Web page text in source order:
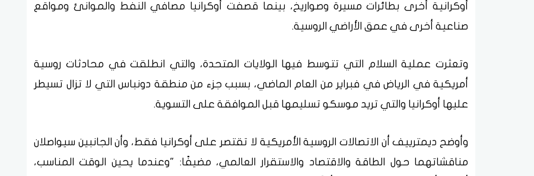
أوكرانية أخرى بطائرات مسيرة وصواريخ، بينما قصفت أوكرانيا مصافي النفط والموانئ ومواقع
صناعية أخرى في عمق الأراضي الروسية.
وتعثرت عملية السلام التي تتوسط فيها الولايات المتحدة، والتي انطلقت في محادثات روسية
أمريكية في الرياض في فبراير من العام الماضي، بسبب جزء من منطقة دونباس التي لا تزال تسيطر
عليها أوكرانيا والتي تريد موسكو تسليمها قبل الموافقة على التسوية.
وأوضح ديمترييف أن الاتصالات الروسية الأمريكية لا تقتصر على أوكرانيا فقط، وأن الجانبين سيواصلان
مناقشاتهما حول الطاقة والاقتصاد والاستقرار العالمي، مضيفًا: "وعندما يحين الوقت المناسب،